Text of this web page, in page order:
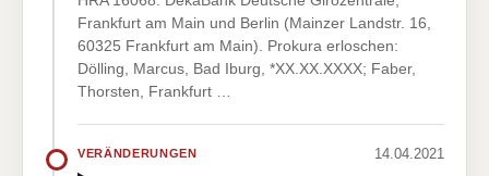
Frankfurt am Main und Berlin (Mainzer Landstr. 16,
60325 Frankfurt am Main). Prokura erloschen:
Dölling, Marcus, Bad Iburg, *XX.XX.XXXX; Faber,
Thorsten, Frankfurt …
VERÄNDERUNGEN 14.04.2021